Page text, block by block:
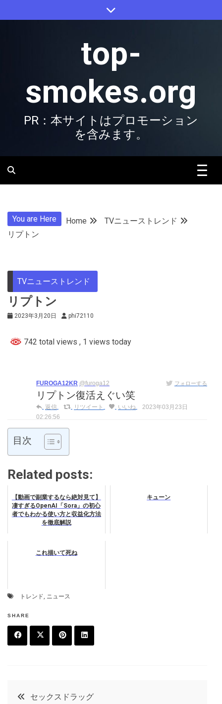
to
top-
smokes.org
PR：本サイトはプロモーション
を含みます。
You are Here Home
TVニューストレンド
リプトン
TVニューストレンド
リプトン
2023年3月20日 phi72110
742 total views , 1 views today
FUROGA12KR @furoga12 フォローする
リプトン復活えぐい笑
返信 リツイート いいね
2023年03月23日
02:26:56
目次
Related posts:
【動画で副業するなら絶対見て】
凄すぎるOpenAI「Sora」の初心
者でもわかる使い方と収益化方法
を徹底解説
キューン
これ描いて死ね
トレンド, ニュース
SHARE
投
セックスドラッグ